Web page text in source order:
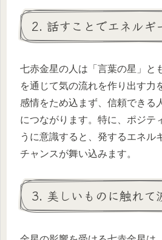
2. 話すことでエネルギ
七赤金星の人は「言葉の星」と
を通じて気の流れを作り出す力
感情をため込まず、信頼できる
につながります。特に、ポジテ
うに意識すると、発するエネル
チャンスが舞い込みます。
3. 美しいものに触れて